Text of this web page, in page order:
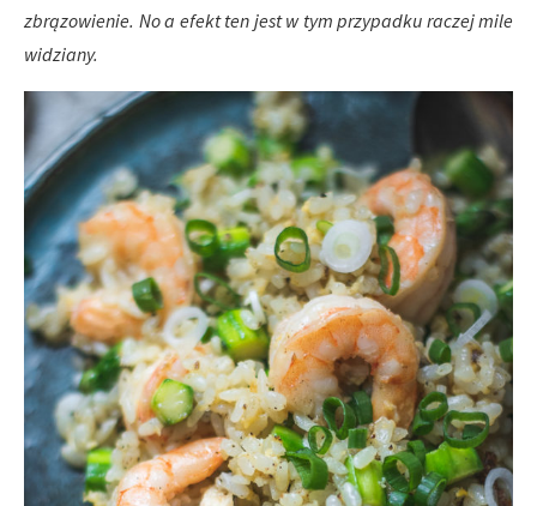
zbrązowienie. No a efekt ten jest w tym przypadku raczej mile
widziany.